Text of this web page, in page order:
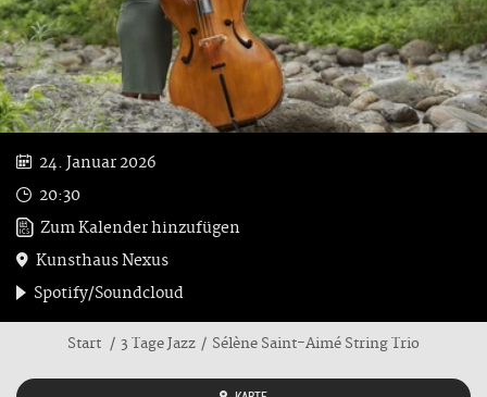
24. Januar 2026
20:30
Zum Kalender hinzufügen
Kunsthaus Nexus
Spotify/Soundcloud
Start 3 Tage Jazz Sélène Saint-Aimé String Trio